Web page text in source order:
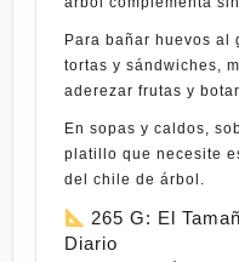
Para bañar huevos al
tortas y sándwiches,
aderezar frutas y
En sopas y caldos,
platillo que necesite
del chile de árbol.
265 G: El
Diario